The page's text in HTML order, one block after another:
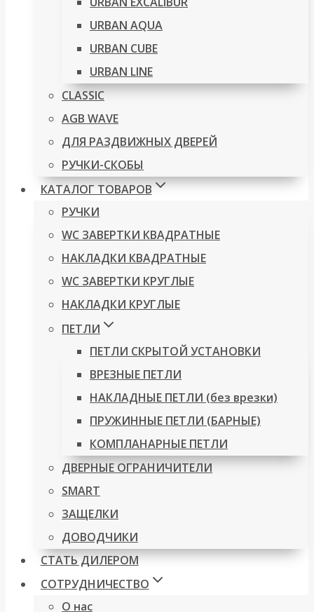
URBAN AQUA
URBAN CUBE
URBAN LINE
CLASSIC
AGB WAVE
ДЛЯ РАЗДВИЖНЫХ ДВЕРЕЙ
РУЧКИ-СКОБЫ
КАТАЛОГ ТОВАРОВ
РУЧКИ
WC ЗАВЕРТКИ КВАДРАТНЫЕ
НАКЛАДКИ КВАДРАТНЫЕ
WC ЗАВЕРТКИ КРУГЛЫЕ
НАКЛАДКИ КРУГЛЫЕ
ПЕТЛИ
ПЕТЛИ СКРЫТОЙ УСТАНОВКИ
ВРЕЗНЫЕ ПЕТЛИ
НАКЛАДНЫЕ ПЕТЛИ (без врезки)
ПРУЖИННЫЕ ПЕТЛИ (БАРНЫЕ)
КОМПЛАНАРНЫЕ ПЕТЛИ
ДВЕРНЫЕ ОГРАНИЧИТЕЛИ
SMART
ЗАЩЕЛКИ
ДОВОДЧИКИ
СТАТЬ ДИЛЕРОМ
СОТРУДНИЧЕСТВО
О нас